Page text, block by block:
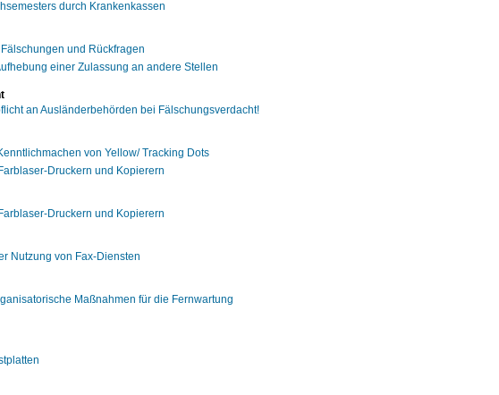
durch Krankenkassen
und Rückfragen
einer Zulassung an andere Stellen
an Ausländerbehörden bei Fälschungsverdacht!
von Yellow/ Tracking Dots
Druckern und Kopierern
Druckern und Kopierern
Nutzung von Fax-Diensten
Maßnahmen für die Fernwartung